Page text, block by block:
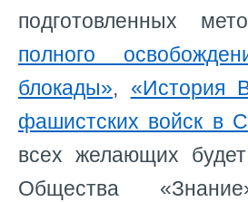
подготовленных
полного
блокады», «История
фашистских войск в
всех желающих
Общества